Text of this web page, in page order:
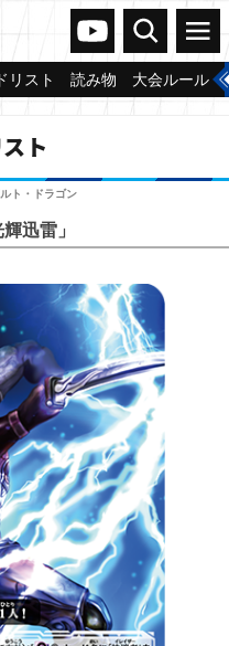
ヴァンガードch
検索 メニュー
リスト 読み物 大会ルール
ト
ト・ドラゴン
迅雷」